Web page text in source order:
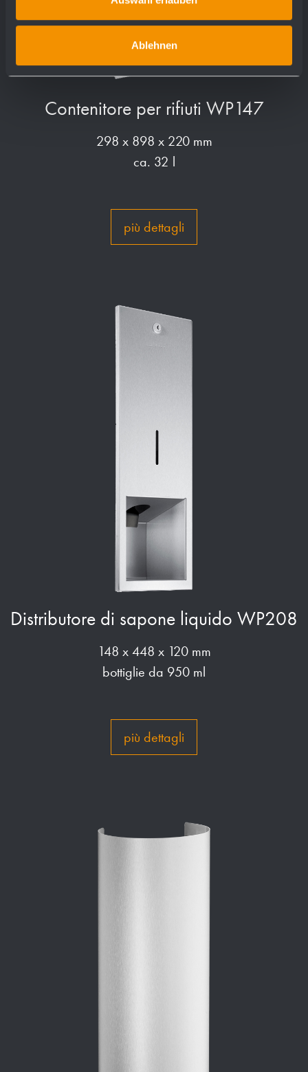
Ablehnen
Contenitore per rifiuti WP147
298 x 898 x 220 mm
ca. 32 l
più dettagli
Distributore di sapone liquido WP208
148 x 448 x 120 mm
bottiglie da 950 ml
più dettagli